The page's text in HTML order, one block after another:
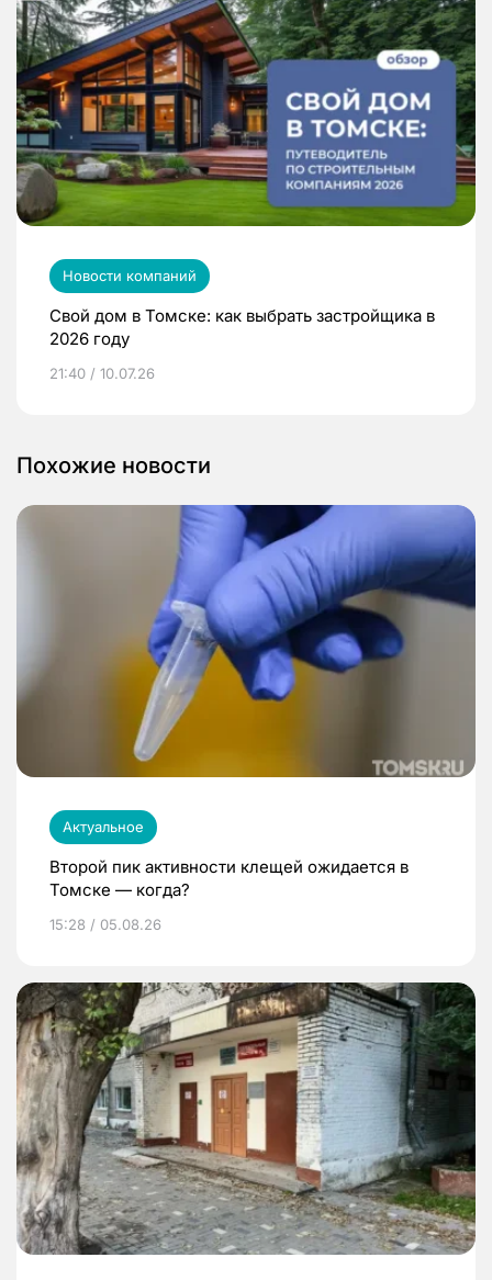
Новости компаний
Свой дом в Томске: как выбрать застройщика в
2026 году
21:40 / 10.07.26
Похожие новости
Актуальное
Второй пик активности клещей ожидается в
Томске — когда?
15:28 / 05.08.26